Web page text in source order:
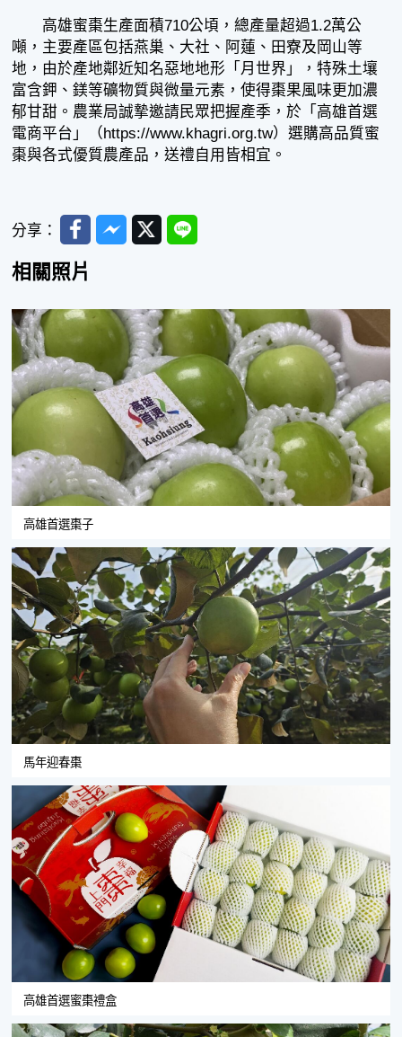
高雄蜜棗生產面積710公頃，總產量超過1.2萬公
噸，主要產區包括燕巢、大社、阿蓮、田寮及岡山等
地，由於產地鄰近知名惡地地形「月世界」，特殊土壤
富含鉀、鎂等礦物質與微量元素，使得棗果風味更加濃
郁甘甜。農業局誠摯邀請民眾把握產季，於「高雄首選
電商平台」（https://www.khagri.org.tw）選購高品質蜜
棗與各式優質農產品，送禮自用皆相宜。
分享： FacebookMessenger
TwitterLine
相關照片
高雄首選棗子
馬年迎春棗
高雄首選蜜棗禮盒